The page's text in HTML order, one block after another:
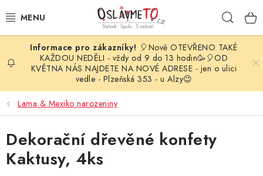
na
OSLAVA NAROZENIN
STYLOVÁ PARTY
DEKORACE A VÝZDOBA
BALÓNKY
KARNEVALOVÉ KOSTÝMY
🎈Nově OTEVŘENO TAKÉ
KAŽDOU NEDĚLI - vždy od 9 do 13 hodin🥳🎈OD
KVĚTNA NÁS NAJDETE NA NOVÉ ADRESE - jen o ulici
vedle - Plzeňská 353 - u Alzy😉
Lama & Mexiko narozeniny
Dekorační dřevěné konfety
Kaktusy, 4ks